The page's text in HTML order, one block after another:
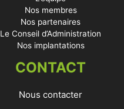
Nos membres
Nos partenaires
Le Conseil d’Administration
Nos implantations
CONTACT
Nous contacter